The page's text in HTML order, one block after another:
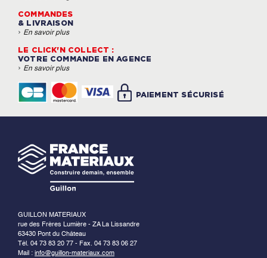
COMMANDES
& LIVRAISON
› En savoir plus
LE CLICK'N COLLECT :
VOTRE COMMANDE EN AGENCE
› En savoir plus
PAIEMENT SÉCURISÉ
GUILLON MATERIAUX
rue des Frères Lumière - ZA La Lissandre
63430 Pont du Château
Tél. 04 73 83 20 77 - Fax. 04 73 83 06 27
Mail : info@guillon-materiaux.com